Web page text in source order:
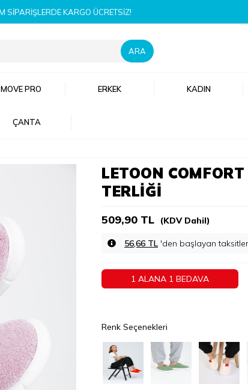
YENI SEZON ÜRÜNLERI ŞIMDI KEŞFET!
MOVE PRO ERKEK KADIN
ÇANTA
LETOON
TERLIĞI
509,90 TL (KDV Dahil)
56,66 TL 'den başlayan
1 ALANA 1 BEDAVA
Renk Seçenekleri